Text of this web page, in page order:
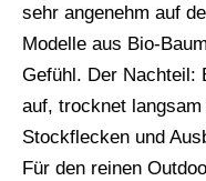
sehr angenehm auf
Modelle aus Bio-
Gefühl. Der Nachteil:
auf, trocknet
Stockflecken und
Für den reinen